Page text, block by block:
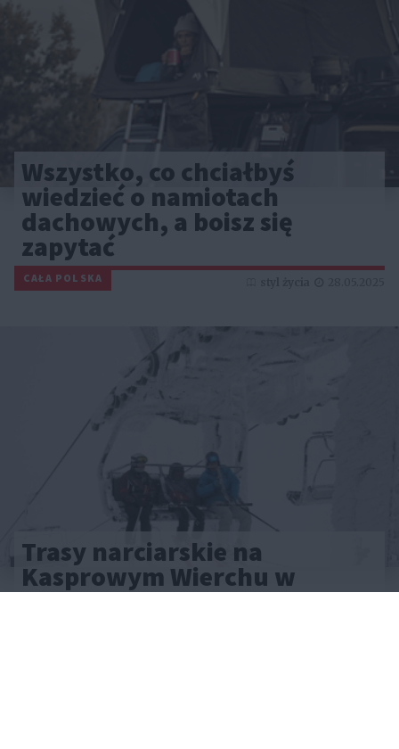
Wszystko, co chciałbyś
wiedzieć o namiotach
dachowych, a boisz się
zapytać
CAŁA POLSKA
Trasy narciarskie na
Kasprowym Wierchu w
przygotowaniu. Apel do